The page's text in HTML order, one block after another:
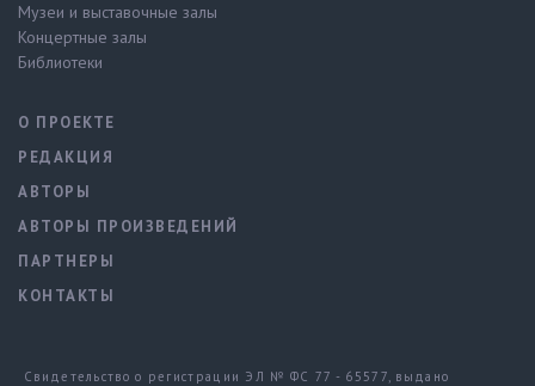
Музеи и выставочные залы
Концертные залы
Библиотеки
О ПРОЕКТЕ
РЕДАКЦИЯ
АВТОРЫ
АВТОРЫ ПРОИЗВЕДЕНИЙ
ПАРТНЕРЫ
КОНТАКТЫ
Свидетельство о регистрации ЭЛ № ФС 77 - 65577, выдано